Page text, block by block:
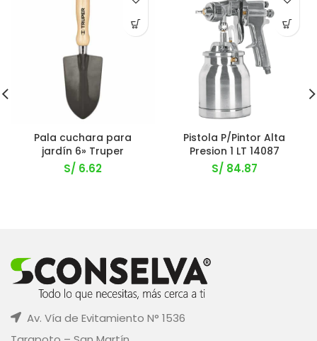
Pala cuchara para
jardín 6» Truper
S/ 6.62
Pistola P/Pintor Alta
Presion 1 LT 14087
S/ 84.87
Av. Vía de Evitamiento N° 1536